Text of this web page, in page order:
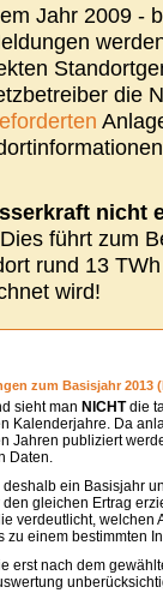
Jahr 2009 -
die
nicht
führt zum
rund 13
wird!
zum Basisjahr 2013
sieht man NICHTdie
Kalenderjahre. Da
Jahren publiziert
Daten.
ein Basisjahr
gleichen Ertrag
verdeutlicht, welchen
zu einem bestimmten
erst nach dem